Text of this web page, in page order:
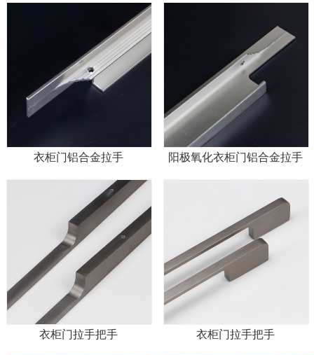
衣柜门铝合金拉手 阳极氧化衣柜门铝合金拉手
衣柜门拉手把手 衣柜门拉手把手